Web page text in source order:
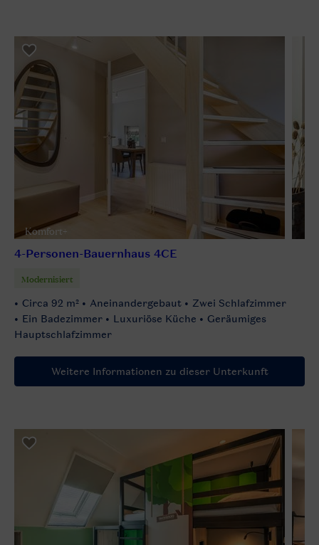
Komfort+
4-Personen-Bauernhaus 4CE
Modernisiert
Circa 92 m²
Aneinandergebaut
Zwei Schlafzimmer
Ein Badezimmer
Luxuriöse Küche
Geräumiges
Hauptschlafzimmer
Weitere Informationen zu dieser Unterkunft